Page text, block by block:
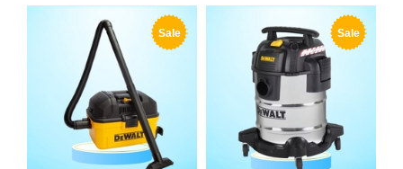
Sale Sale